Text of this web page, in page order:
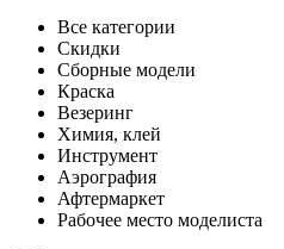
Все категории
Скидки
Сборные модели
Краска
Везеринг
Химия, клей
Инструмент
Аэрография
Афтермаркет
Рабочее место моделиста